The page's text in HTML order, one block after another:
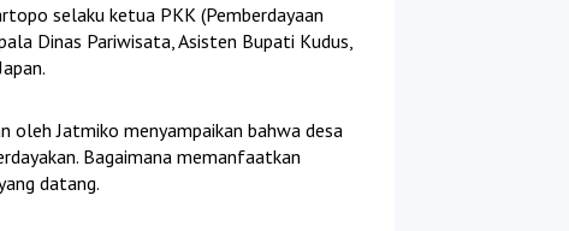
selaku ketua PKK (Pemberdayaan
Dinas Pariwisata, Asisten Bupati Kudus,
oleh Jatmiko menyampaikan bahwa desa
Bagaimana memanfaatkan
datang.